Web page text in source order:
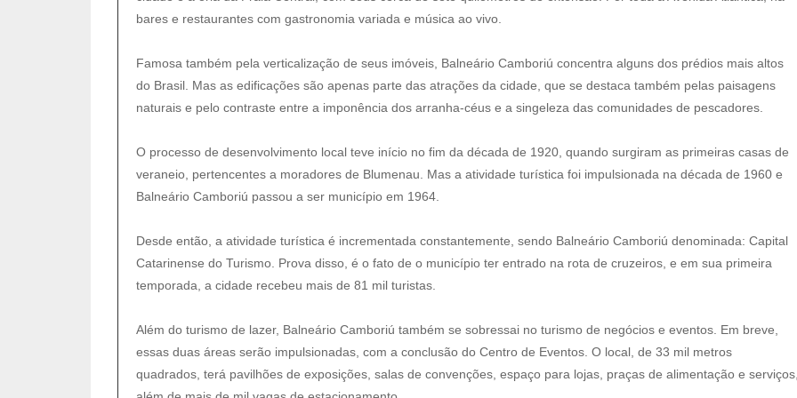
bares e restaurantes com gastronomia variada e música ao vivo.
Famosa também pela verticalização de seus imóveis, Balneário Camboriú concentra alguns dos prédios mais altos
do Brasil. Mas as edificações são apenas parte das atrações da cidade, que se destaca também pelas paisagens
naturais e pelo contraste entre a imponência dos arranha-céus e a singeleza das comunidades de pescadores.
O processo de desenvolvimento local teve início no fim da década de 1920, quando surgiram as primeiras casas de
veraneio, pertencentes a moradores de Blumenau. Mas a atividade turística foi impulsionada na década de 1960 e
Balneário Camboriú passou a ser município em 1964.
Desde então, a atividade turística é incrementada constantemente, sendo Balneário Camboriú denominada: Capital
Catarinense do Turismo. Prova disso, é o fato de o município ter entrado na rota de cruzeiros, e em sua primeira
temporada, a cidade recebeu mais de 81 mil turistas.
Além do turismo de lazer, Balneário Camboriú também se sobressai no turismo de negócios e eventos. Em breve,
essas duas áreas serão impulsionadas, com a conclusão do Centro de Eventos. O local, de 33 mil metros
quadrados, terá pavilhões de exposições, salas de convenções, espaço para lojas, praças de alimentação e